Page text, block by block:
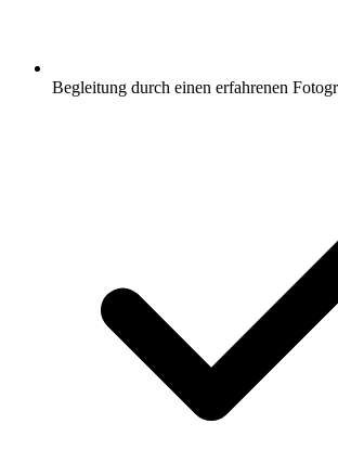
Begleitung durch einen erfahrenen